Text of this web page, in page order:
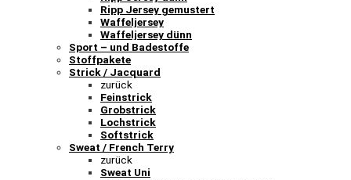
Ripp Jersey gemustert
Waffeljersey
Waffeljersey dünn
Sport – und Badestoffe
Stoffpakete
Strick / Jacquard
zurück
Feinstrick
Grobstrick
Lochstrick
Softstrick
Sweat / French Terry
zurück
Sweat Uni